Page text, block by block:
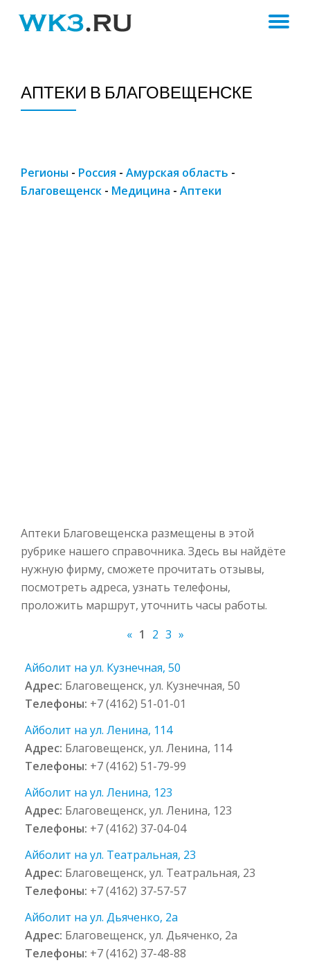
АПТЕКИ В БЛАГОВЕЩЕНСКЕ
Регионы - Россия - Амурская область -
Благовещенск - Медицина - Аптеки
Аптеки Благовещенска размещены в этой
рубрике нашего справочника. Здесь вы найдёте
нужную фирму, сможете прочитать отзывы,
посмотреть адреса, узнать телефоны,
проложить маршрут, уточнить часы работы.
« 1 2 3 »
Айболит на ул. Кузнечная, 50
Адрес: Благовещенск, ул. Кузнечная, 50
Телефоны: +7 (4162) 51-01-01
Айболит на ул. Ленина, 114
Адрес: Благовещенск, ул. Ленина, 114
Телефоны: +7 (4162) 51-79-99
Айболит на ул. Ленина, 123
Адрес: Благовещенск, ул. Ленина, 123
Телефоны: +7 (4162) 37-04-04
Айболит на ул. Театральная, 23
Адрес: Благовещенск, ул. Театральная, 23
Телефоны: +7 (4162) 37-57-57
Айболит на ул. Дьяченко, 2а
Адрес: Благовещенск, ул. Дьяченко, 2а
Телефоны: +7 (4162) 37-48-88